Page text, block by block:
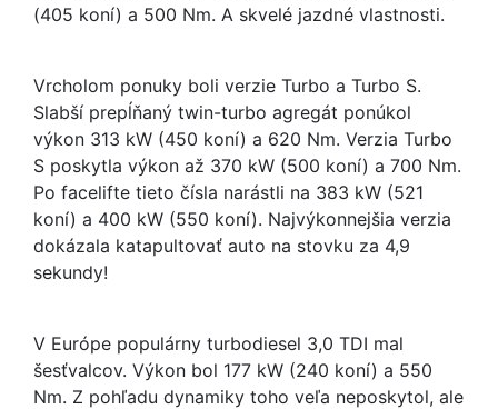
(405 koní) a 500 Nm. A skvelé jazdné vlastnosti.
Vrcholom ponuky boli verzie Turbo a Turbo S.
Slabší prepĺňaný twin-turbo agregát ponúkol
výkon 313 kW (450 koní) a 620 Nm. Verzia Turbo
S poskytla výkon až 370 kW (500 koní) a 700 Nm.
Po facelifte tieto čísla narástli na 383 kW (521
koní) a 400 kW (550 koní). Najvýkonnejšia verzia
dokázala katapultovať auto na stovku za 4,9
sekundy!
V Európe populárny turbodiesel 3,0 TDI mal
šesťvalcov. Výkon bol 177 kW (240 koní) a 550
Nm. Z pohľadu dynamiky toho veľa neposkytol, ale